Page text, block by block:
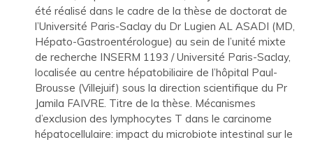
été réalisé dans le cadre de la thèse de doctorat de
l’Université Paris-Saclay du Dr Lugien AL ASADI (MD,
Hépato-Gastroentérologue) au sein de l’unité mixte
de recherche INSERM 1193 / Université Paris-Saclay,
localisée au centre hépatobiliaire de l’hôpital Paul-
Brousse (Villejuif) sous la direction scientifique du Pr
Jamila FAIVRE. Titre de la thèse. Mécanismes
d’exclusion des lymphocytes T dans le carcinome
hépatocellulaire: impact du microbiote intestinal sur le